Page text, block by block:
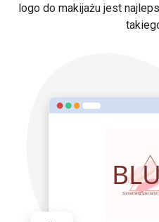
logo do makijażu jest